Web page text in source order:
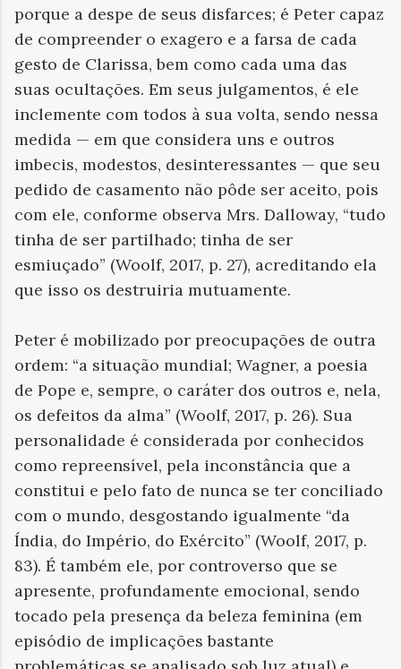
porque a despe de seus disfarces; é Peter capaz
de compreender o exagero e a farsa de cada
gesto de Clarissa, bem como cada uma das
suas ocultações. Em seus julgamentos, é ele
inclemente com todos à sua volta, sendo nessa
medida — em que considera uns e outros
imbecis, modestos, desinteressantes — que seu
pedido de casamento não pôde ser aceito, pois
com ele, conforme observa Mrs. Dalloway, “tudo
tinha de ser partilhado; tinha de ser
esmiuçado” (Woolf, 2017, p. 27), acreditando ela
que isso os destruiria mutuamente.
Peter é mobilizado por preocupações de outra
ordem: “a situação mundial; Wagner, a poesia
de Pope e, sempre, o caráter dos outros e, nela,
os defeitos da alma” (Woolf, 2017, p. 26). Sua
personalidade é considerada por conhecidos
como repreensível, pela inconstância que a
constitui e pelo fato de nunca se ter conciliado
com o mundo, desgostando igualmente “da
Índia, do Império, do Exército” (Woolf, 2017, p.
83). É também ele, por controverso que se
apresente, profundamente emocional, sendo
tocado pela presença da beleza feminina (em
episódio de implicações bastante